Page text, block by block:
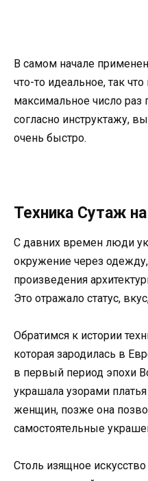
В самом начале
что-то идеальное, так
максимальное число раз
согласно инструктажу,
очень быстро.
Техника Сутаж
С давних времен люди
окружение через
произведения
Это отражало статус,
Обратимся к истории
которая зародилась в
в первый период эпохи
украшала узорами
женщин, позже она
самостоятельные
Столь изящное